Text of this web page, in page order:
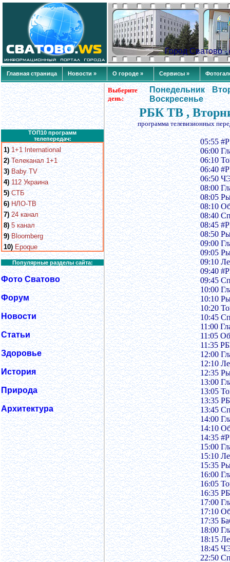
Город Сватово
Главная страница Новости » О городе » Сервисы »
ТОП10 программ
телепередач:
1) 1+1 International
2) Телеканал 1+1
3) Baby TV
4) 112 Украина
5) СТБ
6) НЛО-ТВ
7) 24 канал
8) 5 канал
9) Bloomberg
10) Epoque
Популярные разделы сайта:
Фото Сватово
Форум
Новости
Статьи
Здоровье
История
Природа
Архитектура
Выберите
день:
Понедельник
Воскресенье
РБК ТВ ,
программа телевизионных
05:55
06:00
06:10
06:40
06:50
08:00
08:05
08:10
08:40
08:45
08:50
09:00
09:05
09:10
09:40
09:45
10:00
10:10
10:20
10:45
11:00
11:05
11:35
12:00
12:10
12:35
13:00
13:05
13:35
13:45
14:00
14:10
14:35
15:00
15:10
15:35
16:00
16:05
16:35
17:00
17:10
17:35
18:00
18:15
18:45
22:50